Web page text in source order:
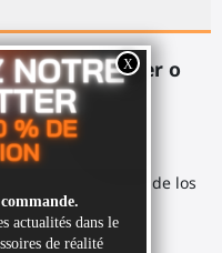
para BeatSaber o
Quest 2 dentro de los
de los
del ProSaber.